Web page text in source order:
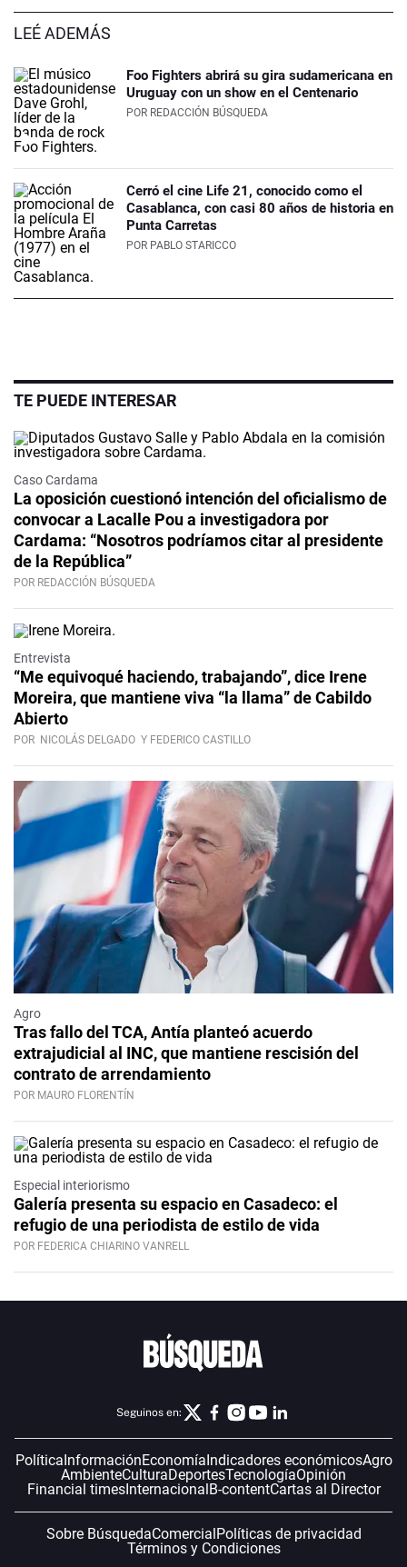
LEÉ ADEMÁS
Foo Fighters abrirá su gira sudamericana en
Uruguay con un show en el Centenario
POR REDACCIÓN BÚSQUEDA
Cerró el cine Life 21, conocido como el
Casablanca, con casi 80 años de historia en
Punta Carretas
POR PABLO STARICCO
TE PUEDE INTERESAR
Caso Cardama
La oposición cuestionó intención del oficialismo de
convocar a Lacalle Pou a investigadora por
Cardama: “Nosotros podríamos citar al presidente
de la República”
POR REDACCIÓN BÚSQUEDA
Video
Entrevista
“Me equivoqué haciendo, trabajando”, dice Irene
Moreira, que mantiene viva “la llama” de Cabildo
Abierto
POR NICOLÁS DELGADO Y FEDERICO CASTILLO
Agro
Tras fallo del TCA, Antía planteó acuerdo
extrajudicial al INC, que mantiene rescisión del
contrato de arrendamiento
POR MAURO FLORENTÍN
Especial interiorismo
Galería presenta su espacio en Casadeco: el
refugio de una periodista de estilo de vida
POR FEDERICA CHIARINO VANRELL
Seguinos en:
PolíticaInformaciónEconomíaIndicadores económicosAgro
AmbienteCulturaDeportesTecnologíaOpinión
Financial timesInternacionalB-contentCartas al Director
Sobre BúsquedaComercialPolíticas de privacidad
Términos y Condiciones